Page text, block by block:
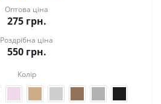
Оптова ціна
275грн.
Роздрібна ціна
550грн.
Колір